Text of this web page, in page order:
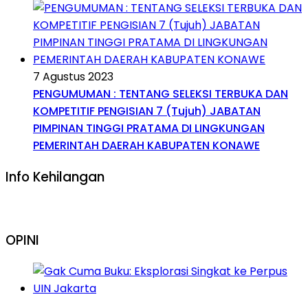
7 Agustus 2023
PENGUMUMAN : TENTANG SELEKSI TERBUKA DAN
KOMPETITIF PENGISIAN 7 (Tujuh) JABATAN
PIMPINAN TINGGI PRATAMA DI LINGKUNGAN
PEMERINTAH DAERAH KABUPATEN KONAWE
Info Kehilangan
OPINI